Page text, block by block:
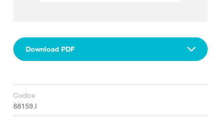
Download PDF
Codice
88159.I